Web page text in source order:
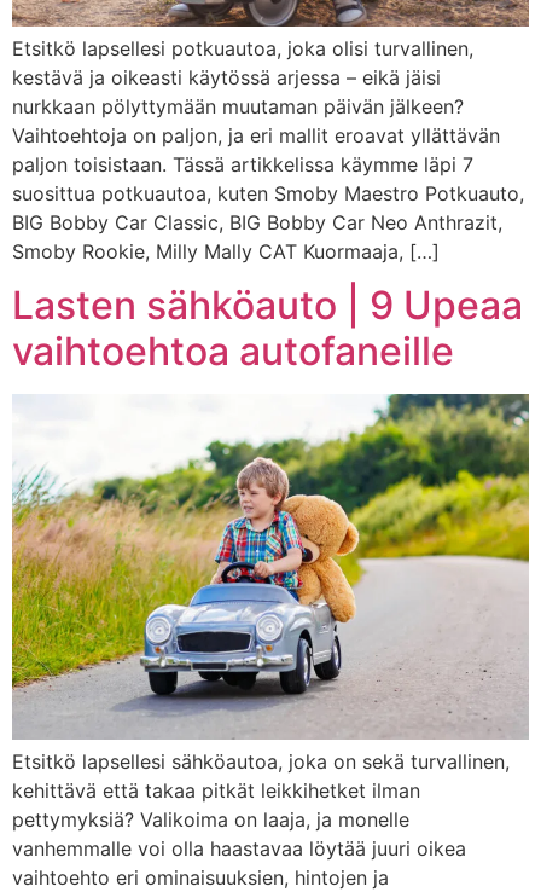
Etsitkö lapsellesi potkuautoa, joka olisi turvallinen,
kestävä ja oikeasti käytössä arjessa – eikä jäisi
nurkkaan pölyttymään muutaman päivän jälkeen?
Vaihtoehtoja on paljon, ja eri mallit eroavat yllättävän
paljon toisistaan. Tässä artikkelissa käymme läpi 7
suosittua potkuautoa, kuten Smoby Maestro Potkuauto,
BIG Bobby Car Classic, BIG Bobby Car Neo Anthrazit,
Smoby Rookie, Milly Mally CAT Kuormaaja, […]
Lasten sähköauto | 9 Upeaa
vaihtoehtoa autofaneille
Etsitkö lapsellesi sähköautoa, joka on sekä turvallinen,
kehittävä että takaa pitkät leikkihetket ilman
pettymyksiä? Valikoima on laaja, ja monelle
vanhemmalle voi olla haastavaa löytää juuri oikea
vaihtoehto eri ominaisuuksien, hintojen ja